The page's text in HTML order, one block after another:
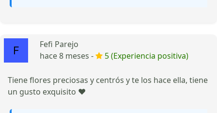
Fefi Parejo
hace 8 meses -
5 (Experiencia positiva)
Tiene flores preciosas y centrós y te los hace ella, tiene
un gusto exquisito ❤️